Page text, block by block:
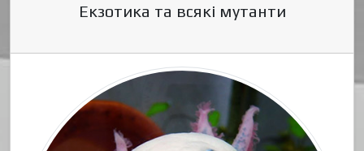
Екзотика та всякі мутанти